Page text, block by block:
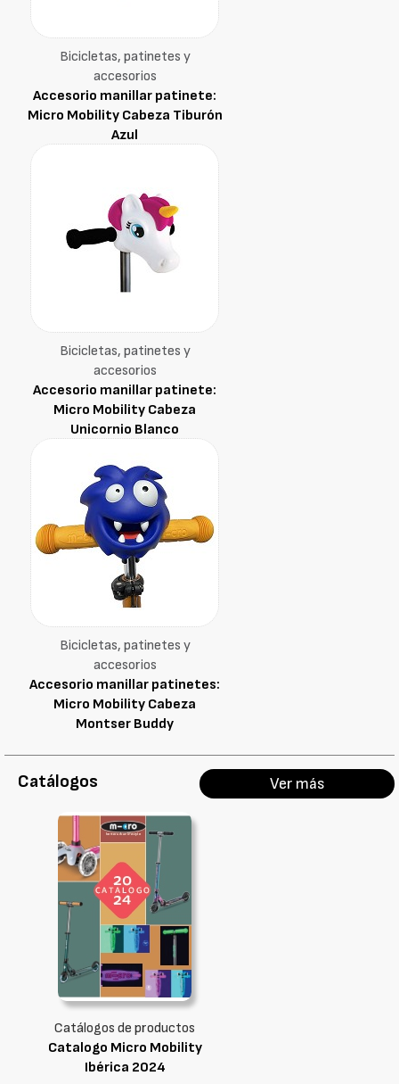
Bicicletas, patinetes y
accesorios
Accesorio manillar patinete:
Micro Mobility Cabeza Tiburón
Azul
Bicicletas, patinetes y
accesorios
Accesorio manillar patinete:
Micro Mobility Cabeza
Unicornio Blanco
Bicicletas, patinetes y
accesorios
Accesorio manillar patinetes:
Micro Mobility Cabeza
Montser Buddy
Catálogos Ver más
Catálogos de productos
Catalogo Micro Mobility
Ibérica 2024